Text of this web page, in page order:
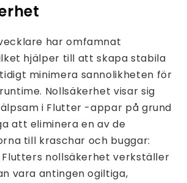
har omfamnat
hjälper till att skapa stabila
minimera sannolikheten för
Nollsäkerhet visar sig
i Flutter -appar på grund
att eliminera en av de
till kraschar och buggar:
nollsäkerhet verkställer
vara antingen ogiltiga,